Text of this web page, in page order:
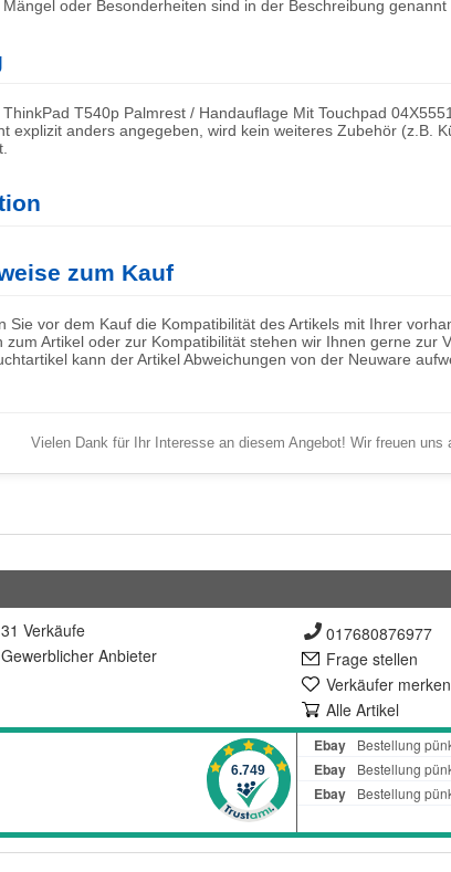
31 Verkäufe
Gewerblicher Anbieter
017680876977
Frage stellen
Verkäufer merken
Alle Artikel